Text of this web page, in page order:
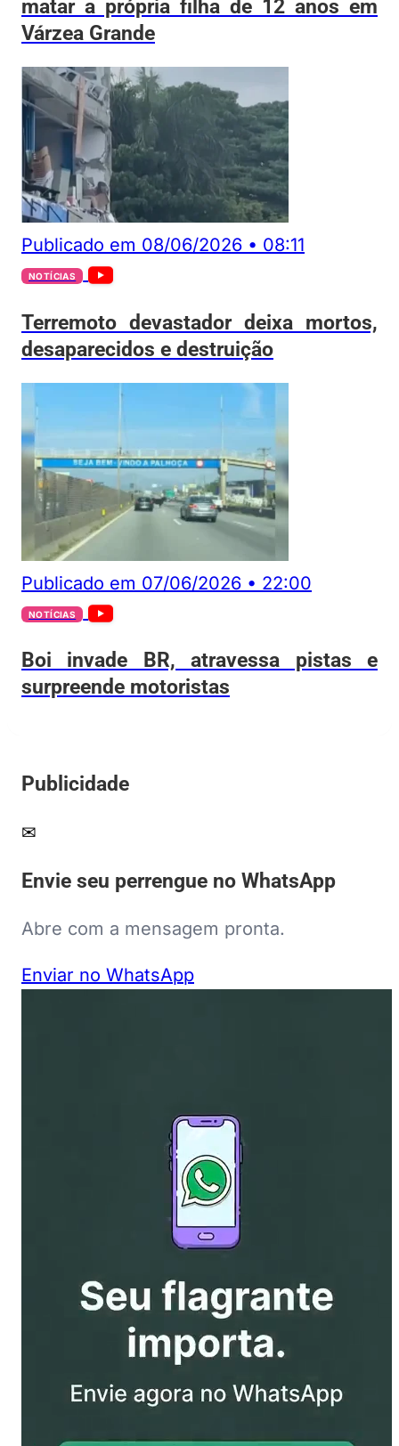
matar a própria filha de 12 anos em
Várzea Grande
Publicado em 08/06/2026 • 08:11
NOTÍCIAS
Terremoto devastador deixa mortos,
desaparecidos e destruição
Publicado em 07/06/2026 • 22:00
NOTÍCIAS
Boi invade BR, atravessa pistas e
surpreende motoristas
Publicidade
✉
Envie seu perrengue no WhatsApp
Abre com a mensagem pronta.
Enviar no WhatsApp